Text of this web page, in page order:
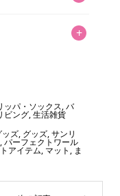
。
+
ーやアニメキャラ
しいキャラクタ
、私たちの使命の
ッパ・ソックス,バ
ビング,生活雑貨
ッズ, グッズ,サンリ
,パーフェクトワール
アイテム, マット , ま